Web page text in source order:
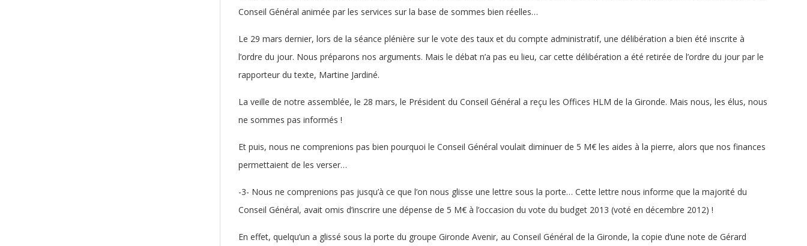
Conseil Général animée par les services sur la base de sommes bien réelles…
Le 29 mars dernier, lors de la séance plénière sur le vote des taux et du compte administratif, une délibération a bien été inscrite à
l’ordre du jour. Nous préparons nos arguments. Mais le débat n’a pas eu lieu, car cette délibération a été retirée de l’ordre du jour par le
rapporteur du texte, Martine Jardiné.
La veille de notre assemblée, le 28 mars, le Président du Conseil Général a reçu les Offices HLM de la Gironde. Mais nous, les élus, nous
ne sommes pas informés !
Et puis, nous ne comprenions pas bien pourquoi le Conseil Général voulait diminuer de 5 M€ les aides à la pierre, alors que nos finances
permettaient de les verser…
-3- Nous ne comprenions pas jusqu’à ce que l’on nous glisse une lettre sous la porte… Cette lettre nous informe que la majorité du
Conseil Général, avait omis d’inscrire une dépense de 5 M€ à l’occasion du vote du budget 2013 (voté en décembre 2012) !
En effet, quelqu’un a glissé sous la porte du groupe Gironde Avenir, au Conseil Général de la Gironde, la copie d’une note de Gérard